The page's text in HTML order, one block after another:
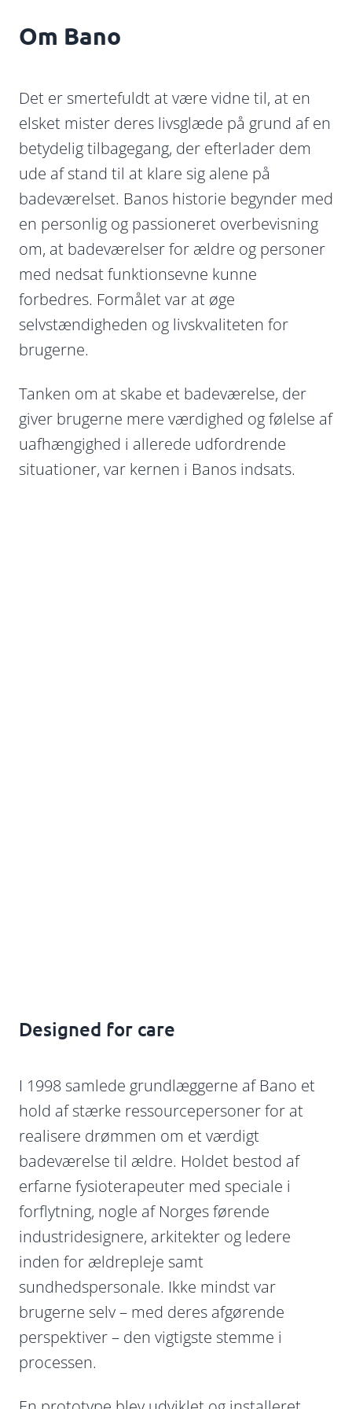
Om Bano
Det er smertefuldt at være vidne til, at en
elsket mister deres livsglæde på grund af en
betydelig tilbagegang, der efterlader dem
ude af stand til at klare sig alene på
badeværelset. Banos historie begynder med
en personlig og passioneret overbevisning
om, at badeværelser for ældre og personer
med nedsat funktionsevne kunne
forbedres. Formålet var at øge
selvstændigheden og livskvaliteten for
brugerne.
Tanken om at skabe et badeværelse, der
giver brugerne mere værdighed og følelse af
uafhængighed i allerede udfordrende
situationer, var kernen i Banos indsats.
Designed for care
I 1998 samlede grundlæggerne af Bano et
hold af stærke ressourcepersoner for at
realisere drømmen om et værdigt
badeværelse til ældre. Holdet bestod af
erfarne fysioterapeuter med speciale i
forflytning, nogle af Norges førende
industridesignere, arkitekter og ledere
inden for ældrepleje samt
sundhedspersonale. Ikke mindst var
brugerne selv – med deres afgørende
perspektiver – den vigtigste stemme i
processen.